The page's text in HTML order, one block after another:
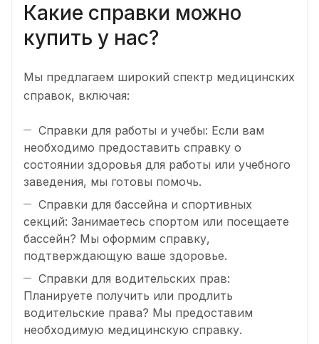
Какие справки можно
купить у нас?
Мы предлагаем широкий спектр медицинских
справок, включая:
Справки для работы и учебы: Если вам
необходимо предоставить справку о
состоянии здоровья для работы или учебного
заведения, мы готовы помочь.
Справки для бассейна и спортивных
секций: Занимаетесь спортом или посещаете
бассейн? Мы оформим справку,
подтверждающую ваше здоровье.
Справки для водительских прав:
Планируете получить или продлить
водительские права? Мы предоставим
необходимую медицинскую справку.